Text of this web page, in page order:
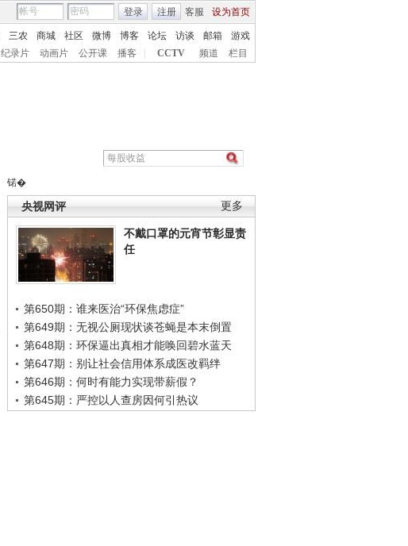
客服 设为首页
登录 注册
三农 商城 社区 微博 博客 论坛 访谈 邮箱
游戏
纪录片 动画片 公开课 播客 CCTV 频道 栏目
锘�
更多
央视网评
不戴口罩的元宵节彰显责
任
第650期：谁来医治“环保焦虑症”
第649期：无视公厕现状谈苍蝇是本末倒置
第648期：环保逼出真相才能唤回碧水蓝天
第647期：别让社会信用体系成医改羁绊
第646期：何时有能力实现带薪假？
第645期：严控以人查房因何引热议